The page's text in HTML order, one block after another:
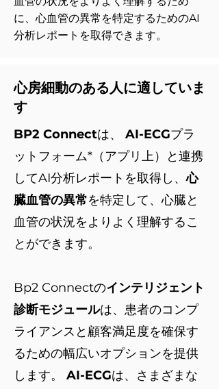
に、心血管の異常を特定するためのAI
分析レポートを取得できます。
心房細動のある人に適していま
す
BP2 Connectは、 AI-ECGプラ
ットフォーム*（アプリ上）と連携
してAI分析レポートを取得し、心
臓血管の異常を特定して、心臓と
血管の状況をよりよく理解するこ
とができます。
Bp2 Connectのインテリジェント
診断モジュールは、患者のコンプ
ライアンスと顧客満足度を確保す
るための幅広いオプションを提供
します。 AI-ECGは、さまざまな